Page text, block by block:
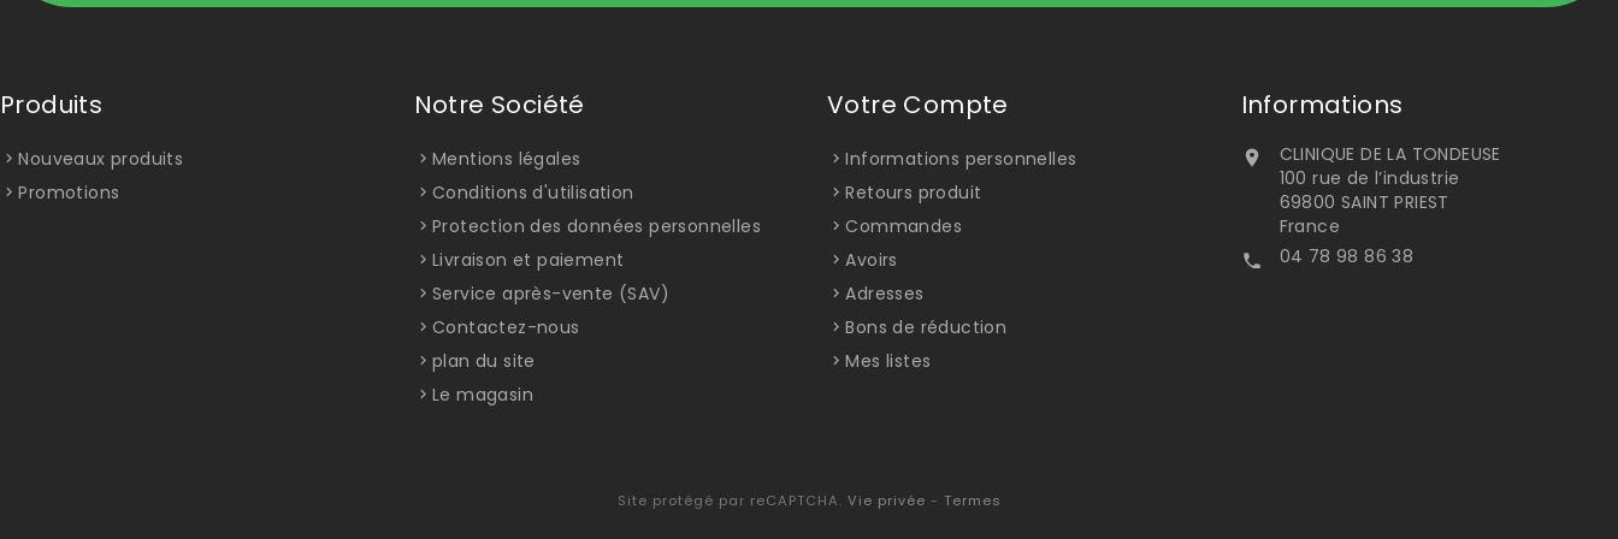
Produits
Nouveaux produits
Promotions
Notre Société
Mentions légales
Conditions d'utilisation
Protection des données personnelles
Livraison et paiement
Service après-vente (SAV)
Contactez-nous
plan du site
Le magasin
Votre Compte
Informations personnelles
Retours produit
Commandes
Avoirs
Adresses
Bons de réduction
Mes listes
Informations

CLINIQUE DE LA TONDEUSE
100 rue de l’industrie
69800 SAINT PRIEST
France
 04 78 98 86 38
Site protégé par reCAPTCHA. Vie privée - Termes